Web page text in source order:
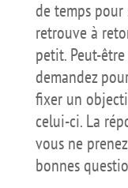
de temps
retrouve à
petit. Peut-
demandez
fixer un
celui-ci. La
vous ne
bonnes